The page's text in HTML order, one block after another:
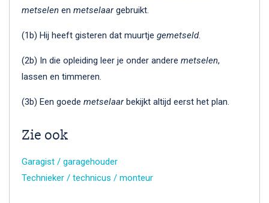
metselen en metselaargebruikt.
(1b) Hij heeft gisteren dat muurtje gemetseld.
(2b) In die opleiding leer je onder andere metselen,
lassen en timmeren.
(3b) Een goede metselaarbekijkt altijd eerst het plan.
Zie ook
Garagist / garagehouder
Technieker / technicus / monteur